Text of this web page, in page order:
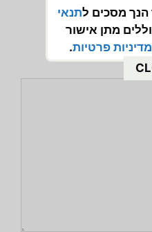
מסכים לתנאי
מתן אישור
מדיניות פרטיות.